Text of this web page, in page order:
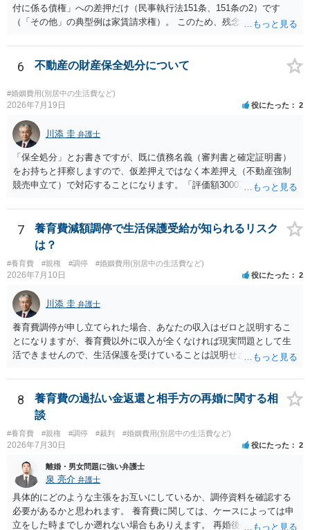
付に係る債権」への差押だけ（民事執行法151条、151条の2）です
（「その他」の典型例は家賃請求権）。 このため、残念ながらお答え
のみが配当の対象です。
6 不動産の財産保全処分について
#婚姻費用(別居中の生活費など)
2026年7月19日 役にたった 2
川添 圭 弁護士
「保全処分」とお書きですが、既に債務名義（審判書と確定証明書）
をお持ちと拝察しますので、仮差押えではなく本差押え（不動産強制
競売申立て）で対応することになります。「評価額3000万、住宅ロー
執行による回収は可能ということになりますが、オーバーローンでな
い場合は住宅ローンの全額回収も可能であり（住宅ローン債権者は保
証会社から代位弁済を受け、保証会社が競売による売却代金から全額
を回収することになる）、「一括返済の請求」は行わない（あるいは
書面が送られるとしてもあくまで形式的なものになる）可能性があり
ます。
7
養育費減額調停で生活保護受給が知られるリスク
は？
#養育費 #親権 #調停 #婚姻費用(別居中の生活費など)
2026年7月10日 役にたった 2
川添 圭 弁護士
養育費調停が申し立てられた場合、あなたの収入はゼロと説明するこ
とになりますが、養育費以外に収入が全くなければ現実問題として生
活できませんので、生活保護を受けていることは説明せざるを得ない
もらえなくなる」わけではありません。むしろ生活保護受給世帯で
も、養育費請求権があるならそれを行使すべきというのが国の基本的
な考え方ですので、養育費を貰わないことの方が問題になります。た
だし、養育費を受領した場合には収入申告して保護費が調整（養育費
相当部分は支給額から控除）されますので、保護費を含めた総収入が
増えるわけではないことが多いと思います（なお、現在相手方から養
育費を受領しているのであれば、ケースワーカーへ収入申告をしてお
られるはずです）。 生活保護の事実を明かしたくないという理由で裁
判外の合意で養育費の減額を合意するという方法も一応は考えられま
すが、裁判所が関与しない当事者間の合意では、役所が減額そのもの
あるいは減額幅の妥当性等を問題にする場合があるため、できれば減
8
養育費の過払い金返還と相手方の再婚に関する相
談
#養育費 #親権 #調停 #裁判 #婚姻費用(別居中の生活費など)
2026年7月30日 役にたった 2
離婚・男女問題に強い弁護士
泉 亮介 弁護士
具体的にどのような主張をお互いにしているか、調停資料を確認する
必要があるかと思われます。 養育費に関しては、ケースによっては申
立をした時までしか遡れない場合もありえます。 再婚後の相手方の行